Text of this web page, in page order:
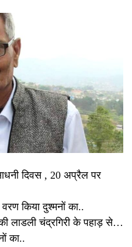
दिवस , 20 अप्रैल पर
किया दुश्मनों का..
लाडली चंद्रगिरी के पहाड़ से…
का..